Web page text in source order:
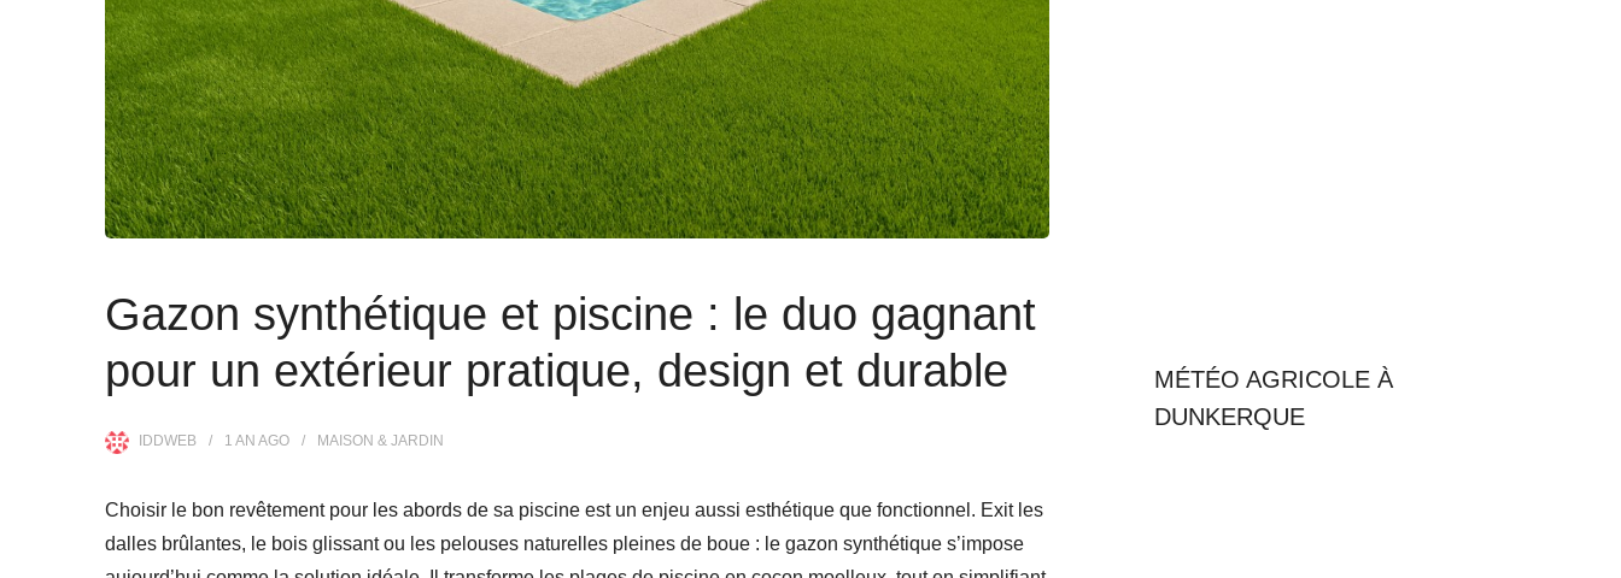
Gazon synthétique et piscine : le duo gagnant
pour un extérieur pratique, design et durable
IDDWEB 1 AN AGO MAISON & JARDIN
Choisir le bon revêtement pour les abords de sa piscine est un enjeu aussi esthétique que fonctionnel. Exit les
dalles brûlantes, le bois glissant ou les pelouses naturelles pleines de boue : le gazon synthétique s’impose
MÉTÉO AGRICOLE À
DUNKERQUE